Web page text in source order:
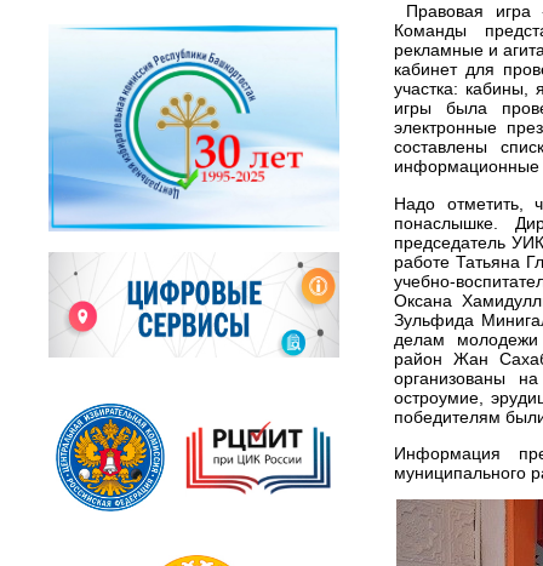
Правовая
Команды
рекламные и
кабинет для
участка: кабины,
игры была
электронные
составлены
информационные
Надо отметить,
понаслышке.
председатель
работе Татьяна
учебно-
Оксана
Зульфида
делам молодежи
район Жан
организованы
остроумие,
победителям
Информация
муниципального